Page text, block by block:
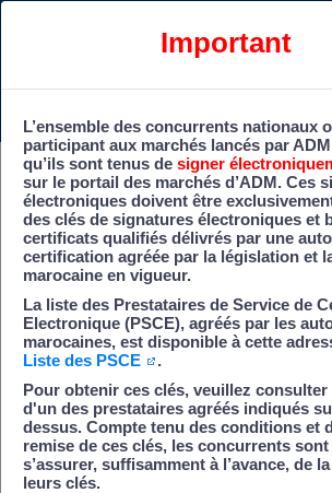
Portail des
Cette Plate-forme de
dématérialisation des
d’ADM permet de :
Vous inscrire dans la base
renseigner vos informations
commerciales.
Rechercher et consulter les
d'information, de
Important
L’ensemble des concurrents nationaux
participant aux marchés lancés par
qu’ils sont tenus de signer
sur le portail des marchés d’ADM. Ces
électroniques doivent être
des clés de signatures électroniques et
certificats qualifiés délivrés par une
certification agréée par la législation et
marocaine en vigueur.
La liste des Prestataires de Service de
Electronique (PSCE), agréés par les
marocaines, est disponible à cette
Liste des PSCE
.
Pour obtenir ces clés, veuillez
d'un des prestataires agréés indiqués
dessus. Compte tenu des conditions et
remise de ces clés, les concurrents
s’assurer, suffisamment à l’avance, de
leurs clés.